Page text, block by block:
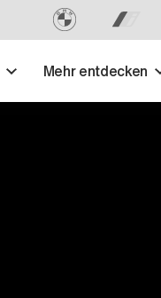
Mehr entdecken